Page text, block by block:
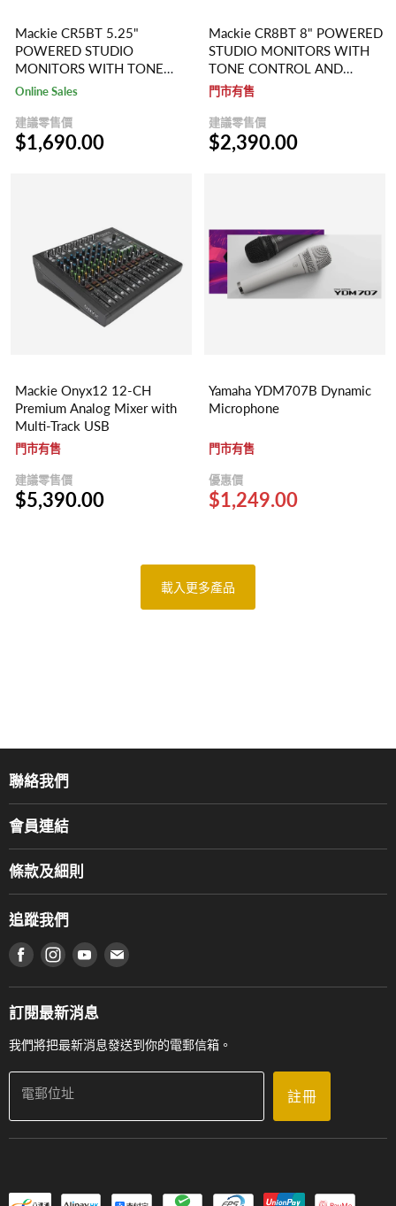
Mackie CR5BT 5.25"
POWERED STUDIO
MONITORS WITH TONE
CONTROL AND
Online Sales
建議零售價
$1,690.00
Mackie CR8BT 8" POWERED
STUDIO MONITORS WITH
TONE CONTROL AND
BLUETOOTH®
門市有售
建議零售價
$2,390.00
Mackie Onyx12 12-CH
Premium Analog Mixer with
Multi-Track USB
門市有售
建議零售價
$5,390.00
Yamaha YDM707B Dynamic
Microphone
門市有售
優惠價
$1,249.00
載入更多產品
聯絡我們
產品品牌
服務部
通利工程
登記保養
產品序號查詢
工作機會
聯絡我們
會員連結
香港鋼琴/電子琴導師協會
香港管弦樂導師協會
條款及細則
使用條款及細則
私隱條款
門市購買產品及服務
追蹤我們
在 Facebook 上找到我們
在 Instagram 上找到我們
在 Youtube 上找到我們
在 電子郵件 上找到我們
訂閱最新消息
我們將把最新消息發送到你的電郵信箱。
電郵位址 註冊